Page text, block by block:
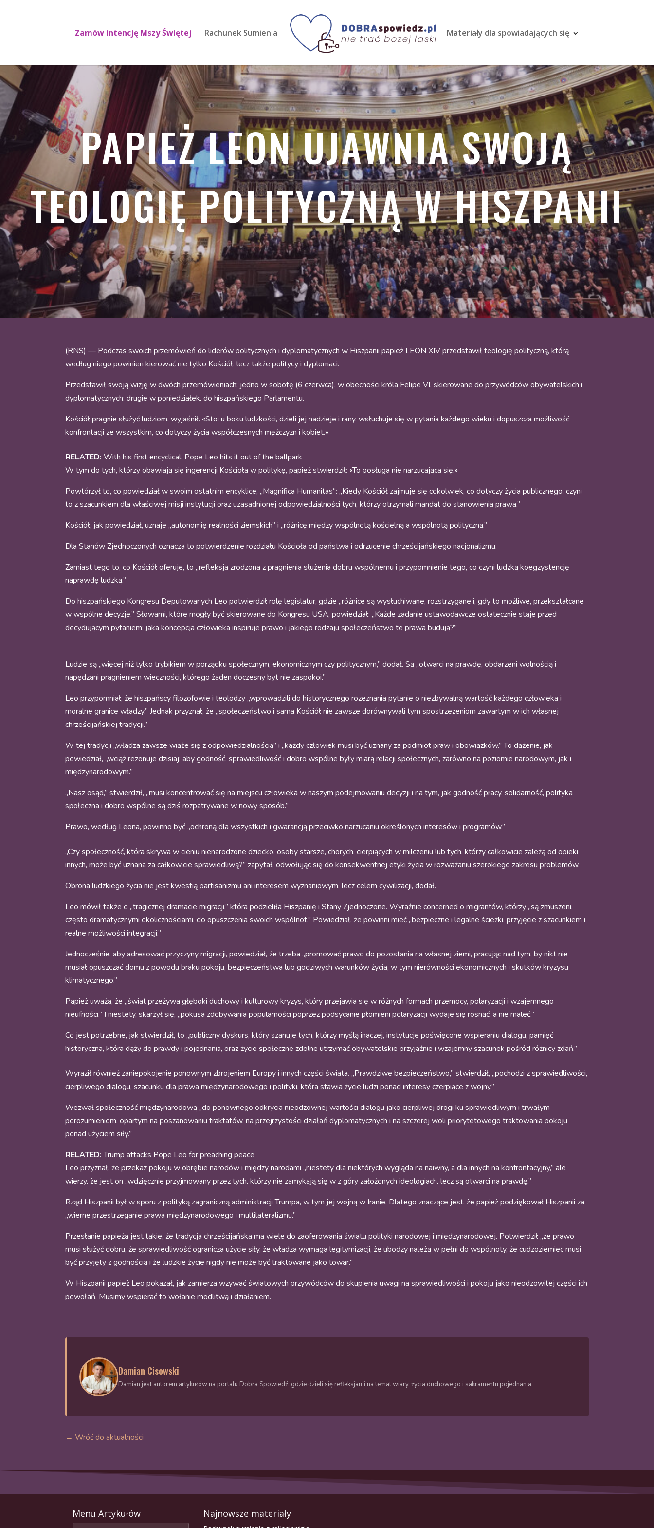
Zamów intencję Mszy Świętej Rachunek Sumienia Materiały dla spowiadających się
PAPIEŻ LEON UJAWNIA SWOJĄ
TEOLOGIĘ POLITYCZNĄ W HISZPANII
(RNS) — Podczas swoich przemówień do liderów politycznych i dyplomatycznych w Hiszpanii papież LEON XIV przedstawił teologię polityczną, którą
według niego powinien kierować nie tylko Kościół, lecz także politycy i dyplomaci.
Przedstawił swoją wizję w dwóch przemówieniach: jedno w sobotę (6 czerwca), w obecności króla Felipe VI, skierowane do przywódców obywatelskich i
dyplomatycznych; drugie w poniedziałek, do hiszpańskiego Parlamentu.
Kościół pragnie służyć ludziom, wyjaśnił. «Stoi u boku ludzkości, dzieli jej nadzieje i rany, wsłuchuje się w pytania każdego wieku i dopuszcza możliwość
konfrontacji ze wszystkim, co dotyczy życia współczesnych mężczyzn i kobiet.»
RELATED: With his first encyclical, Pope Leo hits it out of the ballpark
W tym do tych, którzy obawiają się ingerencji Kościoła w politykę, papież stwierdził: «To posługa nie narzucająca się.»
Powtórzył to, co powiedział w swoim ostatnim encyklice, „Magnifica Humanitas“: „Kiedy Kościół zajmuje się cokolwiek, co dotyczy życia publicznego, czyni
to z szacunkiem dla właściwej misji instytucji oraz uzasadnionej odpowiedzialności tych, którzy otrzymali mandat do stanowienia prawa.”
Kościół, jak powiedział, uznaje „autonomię realności ziemskich” i „różnicę między wspólnotą kościelną a wspólnotą polityczną.”
Dla Stanów Zjednoczonych oznacza to potwierdzenie rozdziału Kościoła od państwa i odrzucenie chrześcijańskiego nacjonalizmu.
Zamiast tego to, co Kościół oferuje, to „refleksja zrodzona z pragnienia służenia dobru wspólnemu i przypomnienie tego, co czyni ludzką koegzystencję
naprawdę ludzką.”
Do hiszpańskiego Kongresu Deputowanych Leo potwierdził rolę legislatur, gdzie „różnice są wysłuchiwane, rozstrzygane i, gdy to możliwe, przekształcane
w wspólne decyzje.” Słowami, które mogły być skierowane do Kongresu USA, powiedział: „Każde zadanie ustawodawcze ostatecznie staje przed
decydującym pytaniem: jaka koncepcja człowieka inspiruje prawo i jakiego rodzaju społeczeństwo te prawa budują?”
Ludzie są „więcej niż tylko trybikiem w porządku społecznym, ekonomicznym czy politycznym,” dodał. Są „otwarci na prawdę, obdarzeni wolnością i
napędzani pragnieniem wieczności, którego żaden doczesny byt nie zaspokoi.”
Leo przypomniał, że hiszpańscy filozofowie i teolodzy „wprowadzili do historycznego rozeznania pytanie o niezbywalną wartość każdego człowieka i
moralne granice władzy.” Jednak przyznał, że „społeczeństwo i sama Kościół nie zawsze dorównywali tym spostrzeżeniom zawartym w ich własnej
chrześcijańskiej tradycji.”
W tej tradycji „władza zawsze wiąże się z odpowiedzialnością” i „każdy człowiek musi być uznany za podmiot praw i obowiązków.” To dążenie, jak
powiedział, „wciąż rezonuje dzisiaj: aby godność, sprawiedliwość i dobro wspólne były miarą relacji społecznych, zarówno na poziomie narodowym, jak i
międzynarodowym.”
„Nasz osąd,” stwierdził, „musi koncentrować się na miejscu człowieka w naszym podejmowaniu decyzji i na tym, jak godność pracy, solidarność, polityka
społeczna i dobro wspólne są dziś rozpatrywane w nowy sposób.”
Prawo, według Leona, powinno być „ochroną dla wszystkich i gwarancją przeciwko narzucaniu określonych interesów i programów.”
„Czy społeczność, która skrywa w cieniu nienarodzone dziecko, osoby starsze, chorych, cierpiących w milczeniu lub tych, którzy całkowicie zależą od opieki
innych, może być uznana za całkowicie sprawiedliwą?” zapytał, odwołując się do konsekwentnej etyki życia w rozważaniu szerokiego zakresu problemów.
Obrona ludzkiego życia nie jest kwestią partisanizmu ani interesem wyznaniowym, lecz celem cywilizacji, dodał.
Leo mówił także o „tragicznej dramacie migracji,” która podzieliła Hiszpanię i Stany Zjednoczone. Wyraźnie concerned o migrantów, którzy „są zmuszeni,
często dramatycznymi okolicznościami, do opuszczenia swoich wspólnot.” Powiedział, że powinni mieć „bezpieczne i legalne ścieżki, przyjęcie z szacunkiem i
realne możliwości integracji.”
Jednocześnie, aby adresować przyczyny migracji, powiedział, że trzeba „promować prawo do pozostania na własnej ziemi, pracując nad tym, by nikt nie
musiał opuszczać domu z powodu braku pokoju, bezpieczeństwa lub godziwych warunków życia, w tym nierówności ekonomicznych i skutków kryzysu
klimatycznego.”
Papież uważa, że „świat przeżywa głęboki duchowy i kulturowy kryzys, który przejawia się w różnych formach przemocy, polaryzacji i wzajemnego
nieufności.” I niestety, skarżył się, „pokusa zdobywania popularności poprzez podsycanie płomieni polaryzacji wydaje się rosnąć, a nie maleć.”
Co jest potrzebne, jak stwierdził, to „publiczny dyskurs, który szanuje tych, którzy myślą inaczej, instytucje poświęcone wspieraniu dialogu, pamięć
historyczna, która dąży do prawdy i pojednania, oraz życie społeczne zdolne utrzymać obywatelskie przyjaźnie i wzajemny szacunek pośród różnicy zdań.”
Wyraził również zaniepokojenie ponownym zbrojeniem Europy i innych części świata. „Prawdziwe bezpieczeństwo,” stwierdził, „pochodzi z sprawiedliwości,
cierpliwego dialogu, szacunku dla prawa międzynarodowego i polityki, która stawia życie ludzi ponad interesy czerpiące z wojny.”
Wezwał społeczność międzynarodową „do ponownego odkrycia nieodzownej wartości dialogu jako cierpliwej drogi ku sprawiedliwym i trwałym
porozumieniom, opartym na poszanowaniu traktatów, na przejrzystości działań dyplomatycznych i na szczerej woli priorytetowego traktowania pokoju
ponad użyciem siły.”
RELATED:Trump attacks Pope Leo for preaching peace
Leo przyznał, że przekaz pokoju w obrębie narodów i między narodami „niestety dla niektórych wygląda na naiwny, a dla innych na konfrontacyjny,” ale
wierzy, że jest on „wdzięcznie przyjmowany przez tych, którzy nie zamykają się w z góry założonych ideologiach, lecz są otwarci na prawdę.”
Rząd Hiszpanii był w sporu z polityką zagraniczną administracji Trumpa, w tym jej wojną w Iranie. Dlatego znaczące jest, że papież podziękował Hiszpanii za
„wierne przestrzeganie prawa międzynarodowego i multilateralizmu.”
Przesłanie papieża jest takie, że tradycja chrześcijańska ma wiele do zaoferowania światu polityki narodowej i międzynarodowej. Potwierdził „że prawo
musi służyć dobru, że sprawiedliwość ogranicza użycie siły, że władza wymaga legitymizacji, że ubodzy należą w pełni do wspólnoty, że cudzoziemiec musi
być przyjęty z godnością i że ludzkie życie nigdy nie może być traktowane jako towar.”
W Hiszpanii papież Leo pokazał, jak zamierza wzywać światowych przywódców do skupienia uwagi na sprawiedliwości i pokoju jako nieodzowitej części ich
powołań. Musimy wspierać to wołanie modlitwą i działaniem.
Damian Cisowski
Damian jest autorem artykułów na portalu Dobra Spowiedź, gdzie dzieli się refleksjami na temat wiary, życia duchowego i sakramentu pojednania.
← Wróć do aktualności
Menu Artykułów Najnowsze materiały